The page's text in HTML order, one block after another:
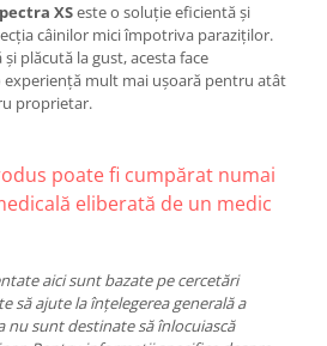
XSeste o soluție eficientă și
câinilor mici împotriva paraziților.
plăcută la gust, acesta face
mult mai ușoară pentru atât
proprietar.
poate fi cumpărat numai
eliberată de un medic
aici sunt bazate pe cercetări
să ajute la înțelegerea generală a
nu sunt destinate să înlocuiască